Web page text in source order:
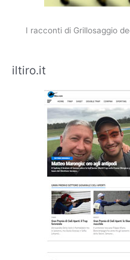
I racconti di Grillosaggio
iltiro.it